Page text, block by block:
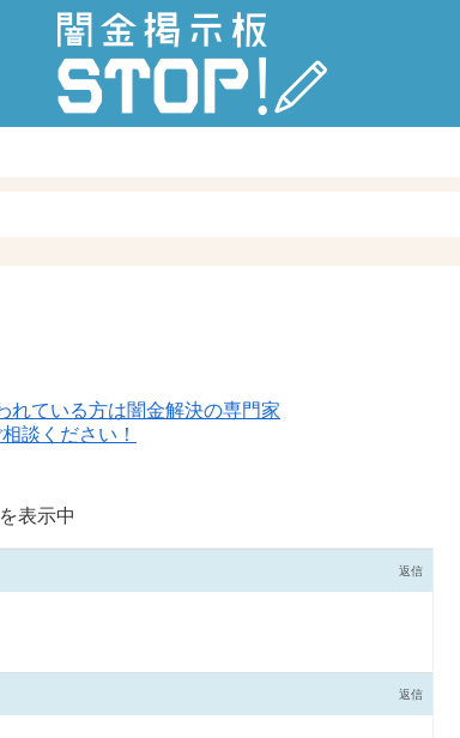
れている方は闇金解決の専門家
談ください！
表示中
返信
返信